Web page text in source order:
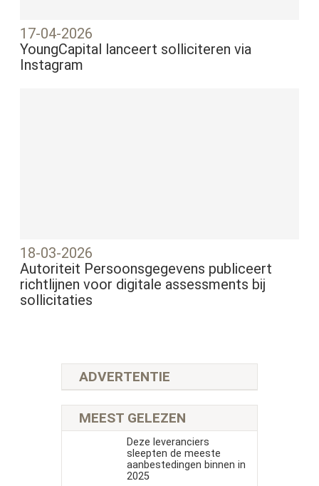
17-04-2026
YoungCapital lanceert solliciteren via
Instagram
18-03-2026
Autoriteit Persoonsgegevens publiceert
richtlijnen voor digitale assessments bij
sollicitaties
ADVERTENTIE
MEEST GELEZEN
Deze leveranciers
sleepten de meeste
aanbestedingen binnen in
2025